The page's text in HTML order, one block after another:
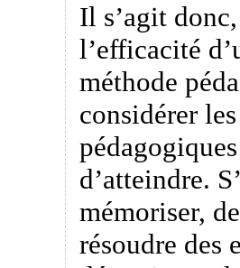
Il s’agit
l’efficacité
méthode
considérer
d’atteindre.
mémoriser,
résoudre des